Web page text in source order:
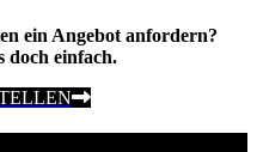
ein Angebot anfordern?
doch einfach.